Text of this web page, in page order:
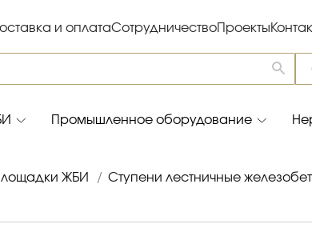
и оплатаСотрудничествоПроекты
Промышленное оборудование
ЖБИ / Ступени лестничные